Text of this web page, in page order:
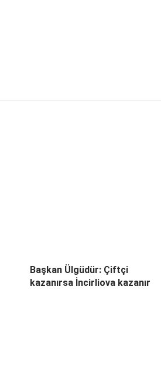
Başkan Ülgüdür: Çiftçi
kazanırsa İncirliova kazanır